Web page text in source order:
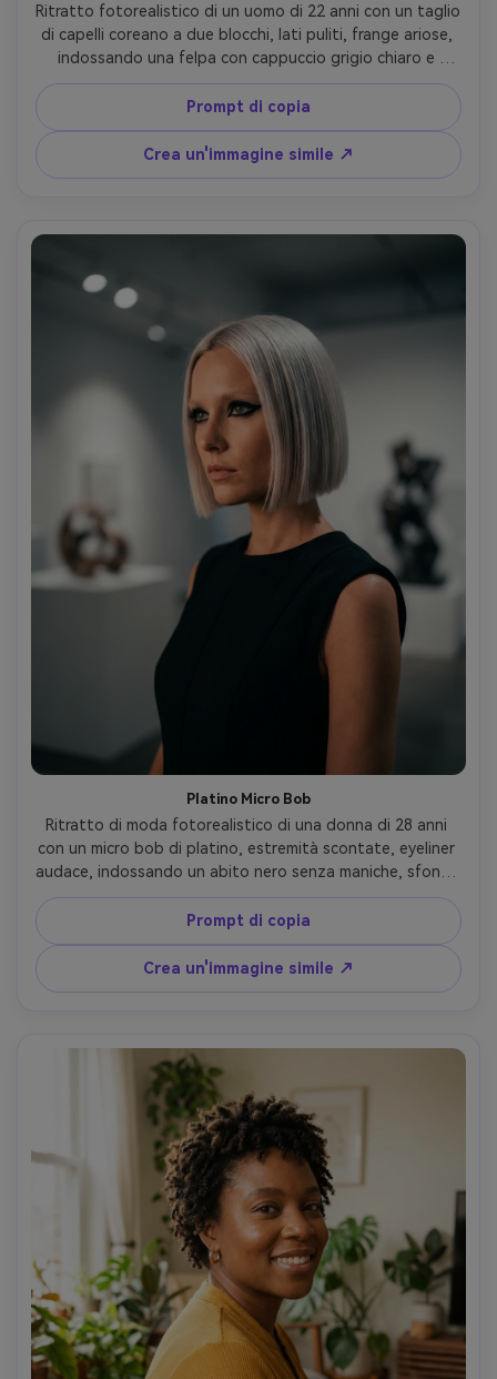
Ritratto fotorealistico di un uomo di 22 anni con un taglio
di capelli coreano a due blocchi, lati puliti, frange ariose,
indossando una felpa con cappuccio grigio chiaro e
catena d'argento, sfondo minimalista di parete in
cemento, morbida luce diurna nuvolosa, Nikon Z6 II, 85mm
f/1.8, cornice testa e spalle centrate, umore fresco e
giovanile, struttura naturale della pelle e filamenti di
capelli, messa a fuoco nitida, alta risoluzione, colore
Prompt di copia
Crea un'immagine simile ↗
Platino Micro Bob
Ritratto di moda fotorealistico di una donna di 28 anni
con un micro bob di platino, estremità scontate, eyeliner
audace, indossando un abito nero senza maniche, sfondo
spaziale della galleria con faretti morbidi, stroboscopio in
studio controllato con softbox, Sony A9 II, 85mm f/1.8,
angolo leggermente sopra gli occhi, cornice stretta,
umore drammatico di alta moda, lucentezza realistica dei
capelli e struttura della pelle, messa a fuoco nitida, alta
Prompt di copia
Crea un'immagine simile ↗